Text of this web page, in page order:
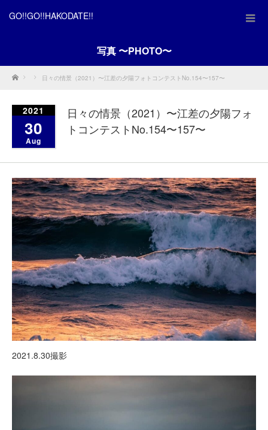
GO!!GO!!HAKODATE!!
写真 〜PHOTO〜
Home 日々の情景（2021）〜江差の夕陽フォトコンテストNo.154〜157〜
2021
30
Aug
日々の情景（2021）〜江差の夕陽フォ
トコンテストNo.154〜157〜
2021.8.30撮影